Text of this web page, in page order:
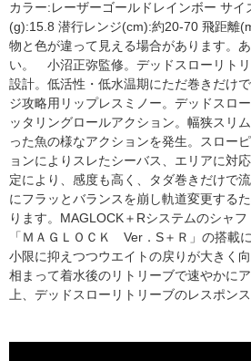
カラー:レーザーゴールドレインボー サ
(g):15.8 潜行レンジ(cm):約20-70 飛距離
物と色が違って見える場合があります。
い。 小沼正弥監修。デッドスローリト
設計。低活性・低水温期にただ巻きだけ
ジ攻略用リップレスミノー。デッドスロ
ッタリングロールアクション。幅狭スリ
った魚の様なアクションを発生。スロー
ョンによりスレたシーバス、エリアに対
定により、感度も高く、タダ巻きだけで
にフラッとバランスを崩し軌道変更する
ります。MAGLOCK＋Rシステムのシャ
「ＭＡＧＬＯＣＫ Ver．S＋Ｒ」の搭載
小限に抑えつつウエイトの戻りが大きく
相まって着水後のリトリーブで速やかに
上、デッドスローリトリーブのレスポンス